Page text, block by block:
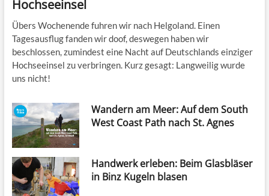
Hochseeinsel
Übers Wochenende fuhren wir nach Helgoland. Einen
Tagesausflug fanden wir doof, deswegen haben wir
beschlossen, zumindest eine Nacht auf Deutschlands einziger
Hochseeinsel zu verbringen. Kurz gesagt: Langweilig wurde
uns nicht!
Wandern am Meer: Auf dem South
West Coast Path nach St. Agnes
Handwerk erleben: Beim Glasbläser
in Binz Kugeln blasen